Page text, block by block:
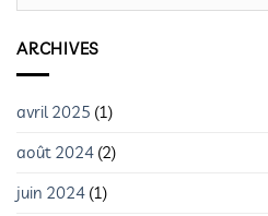
ARCHIVES
avril 2025 (1)
août 2024 (2)
juin 2024 (1)